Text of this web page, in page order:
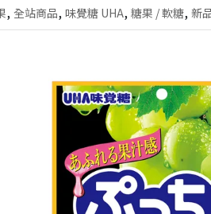
, 全站商品, 味覺糖 UHA, 糖果 / 軟糖, 新